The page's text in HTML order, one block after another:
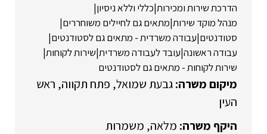
הדרכת שירות ומכירות|כללי וללא ניסיון|
מנהל מוקד שירות|מתאים גם לחיילים משוחררים|
סטודנטים|עבודה משרדית - מתאים גם לסטודנטים|
עבודה ראשונה|עובד לעבודה משרדית|שירות לקוחות|
שירות לקוחות - מתאים גם לסטודנטים
גבעת שמואל פתח תקווה ראש
העין
מלאה משמרות